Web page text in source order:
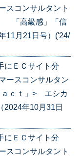
コンサルタント
「高級感」「信
11月21日号）('24/
にＥＣサイト分
スコンサルタン
ｃｔ」> エシカ
2024年10月31日
にＥＣサイト分
コンサルタント